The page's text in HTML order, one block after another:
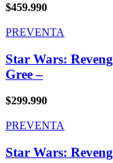
$459.990
PREVENTA
Star Wars:
Gree –
$299.990
PREVENTA
Star Wars: